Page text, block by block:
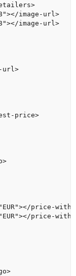
image-url>
image-url>
url>
price>
price-
price-with-